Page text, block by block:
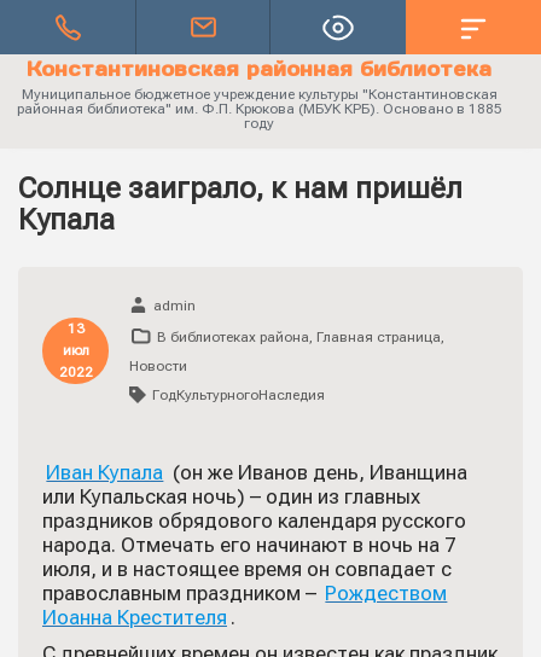
Константиновская районная библиотека
Муниципальное бюджетное учреждение культуры "Константиновская
районная библиотека" им. Ф.П. Крюкова (МБУК КРБ). Основано в 1885
году
Солнце заиграло, к нам пришёл
Купала
13
июл
2022
admin
В библиотеках района, Главная страница,
Новости
ГодКультурногоНаследия
Иван Купала (он же Иванов день, Иванщина
или Купальская ночь) – один из главных
праздников обрядового календаря русского
народа. Отмечать его начинают в ночь на 7
июля, и в настоящее время он совпадает с
православным праздником – Рождеством
Иоанна Крестителя .